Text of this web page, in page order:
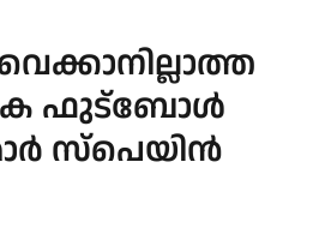
ഫുട്ബാേൾ
സ്പെയിൻ